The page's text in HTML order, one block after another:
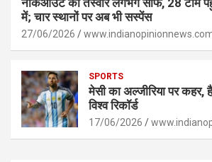
में; चार स्थानों पर अब भी सस्पेंस
27/06/2026
SPORTS
मेसी का अल्जीरिया पर कहर,
विश्व रिकॉर्ड
17/06/2026